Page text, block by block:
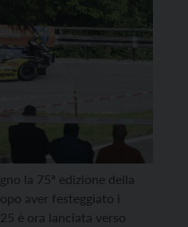
la 75ª edizione della
aver festeggiato i
è ora lanciata verso